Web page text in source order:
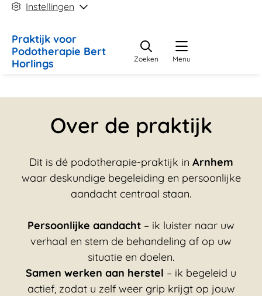
Instellingen
Praktijk voor
Podotherapie Bert
Horlings
Menu
Zoeken
Over de praktijk
Dit is dé podotherapie-praktijk in Arnhem
waar deskundige begeleiding en persoonlijke
aandacht centraal staan.
Persoonlijke aandacht – ik luister naar uw
verhaal en stem de behandeling af op uw
situatie en doelen.
Samen werken aan herstel – ik begeleid u
actief, zodat u zelf weer grip krijgt op jouw